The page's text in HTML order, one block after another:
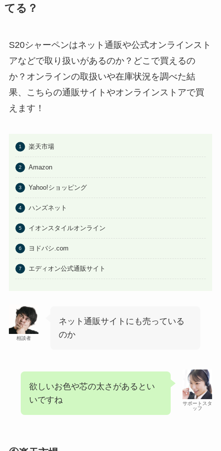
てる？
S20シャーペンはネット通販や公式オンラインスト
アなどで取り扱いがあるのか？どこで買えるの
か？オンラインの取扱いや在庫状況を調べた結
果、こちらの通販サイトやオンラインストアで買
えます！
楽天市場
Amazon
Yahoo!ショッピング
ハンズネット
イオンスタイルオンライン
ヨドバシ.com
エディオン公式通販サイト
相談者
ネット通販サイトにも売っている
のか
サポートスタ
ッフ
欲しいお色や芯の太さがあるとい
いですね